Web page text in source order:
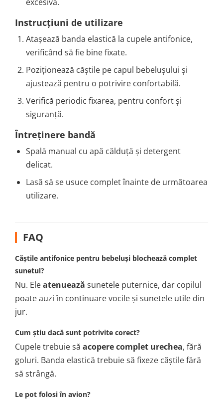
Instrucțiuni de utilizare
Atașează banda elastică la cupele antifonice,
verificând să fie bine fixate.
Poziționează căștile pe capul bebelușului și
ajustează pentru o potrivire confortabilă.
Verifică periodic fixarea, pentru confort și
siguranță.
Întreținere bandă
Spală manual cu apă călduță și detergent
delicat.
Lasă să se usuce complet înainte de următoarea
utilizare.
FAQ
Căștile antifonice pentru bebeluși blochează complet
sunetul?
Nu. Eleatenuează sunetele puternice, dar copilul
poate auzi în continuare vocile și sunetele utile din
jur.
Cum știu dacă sunt potrivite corect?
Cupele trebuie să acopere complet urechea, fără
goluri. Banda elastică trebuie să fixeze căștile fără
să strângă.
Le pot folosi în avion?